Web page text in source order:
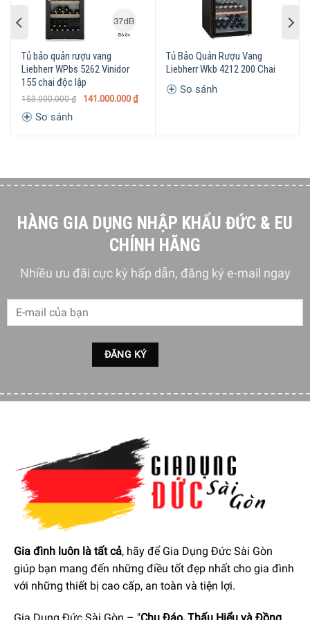
CÔNG NGHỆ BẢO QUẢN
TIỆN ÍCH
Kiểm soát thiết bị thông minh
SmartDeviceBox
Cảnh báo biến động nhiệt độ
InfinityProtection
hữu thiết kế sang trọng, hiện đại với tông màu xám chủ
tay cầm vuông vắn tích hợp
SoftSystem. Dung tích232 L, tương đương75 chairượu
vang tiêu chuẩn, kích thước212,6 x 45 x 61 cm
nhiều không gian. Bên trong tủ bảo quản rượu vang trang
gỉ chống gỉ sét, ăn mòn.
Tủ bảo quản rượu vang
Liebherr WPbs 5262 Vinidor
155 chai độc lập
153.000.000₫ 141.000.000 ₫
So sánh
Tủ Bảo Quản Rượu Vang
Liebherr Wkb 4212 200 Chai
So sánh
HÀNG GIA DỤNG NHẬP KHẨU ĐỨC & EU
CHÍNH HÃNG
Nhiều ưu đãi cực kỳ hấp dẫn, đăng ký e-mail ngay
Gia đình luôn là tất cả, hãy để Gia Dụng Đức Sài Gòn
giúp bạn mang đến những điều tốt đẹp nhất cho gia đình
với những thiết bị cao cấp, an toàn và tiện lợi.